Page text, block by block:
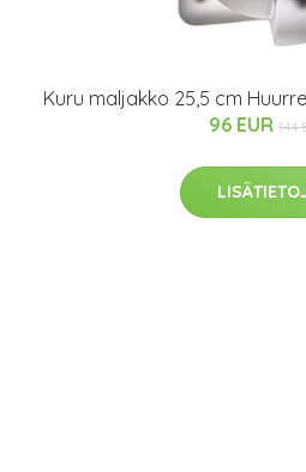
Kuru maljakko 25,5 cm
96 EUR 144